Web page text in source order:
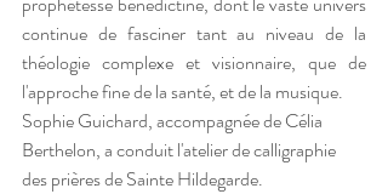
continue de fasciner tant au niveau de la
théologie complexe et visionnaire, que de
l'approche fine de la santé, et de la musique.
Sophie Guichard, accompagnée de Célia
Berthelon, a conduit l'atelier de calligraphie
des prières de Sainte Hildegarde.